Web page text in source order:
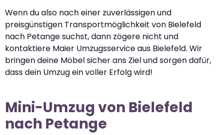
Wenn du also nach einer zuverlässigen und
preisgünstigen Transportmöglichkeit von Bielefeld
nach Petange suchst, dann zögere nicht und
kontaktiere Maier Umzugsservice aus Bielefeld. Wir
bringen deine Möbel sicher ans Ziel und sorgen dafür,
dass dein Umzug ein voller Erfolg wird!
Mini-Umzug von Bielefeld
nach Petange